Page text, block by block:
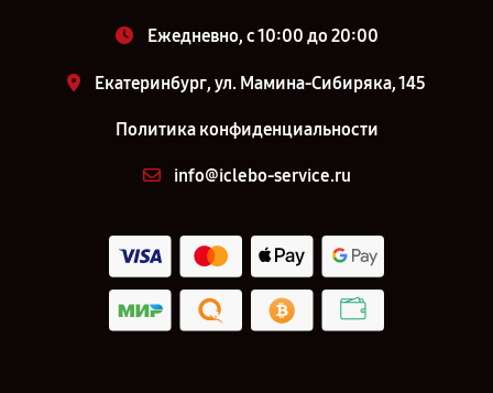
Ежедневно, с 10:00 до 20:00
Екатеринбург, ул. Мамина-Сибиряка, 145
Политика конфиденциальности
info@iclebo-service.ru